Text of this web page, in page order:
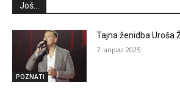
Još...
POZNATI
Tajna ženidba Uroša
7. април 2025.